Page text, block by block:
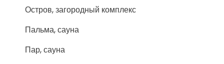
Остров, загородный комплекс
Пальма, сауна
Пар, сауна